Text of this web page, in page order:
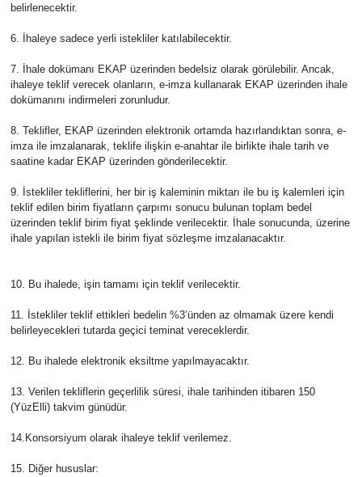
belirlenecektir.
6. İhaleye sadece yerli istekliler katılabilecektir.
7. İhale dokümanı EKAP üzerinden bedelsiz olarak görülebilir. Ancak,
ihaleye teklif verecek olanların, e-imza kullanarak EKAP üzerinden ihale
dokümanını indirmeleri zorunludur.
8. Teklifler, EKAP üzerinden elektronik ortamda hazırlandıktan sonra, e-
imza ile imzalanarak, teklife ilişkin e-anahtar ile birlikte ihale tarih ve
saatine kadar EKAP üzerinden gönderilecektir.
9. İstekliler tekliflerini, her bir iş kaleminin miktarı ile bu iş kalemleri için
teklif edilen birim fiyatların çarpımı sonucu bulunan toplam bedel
üzerinden teklif birim fiyat şeklinde verilecektir. İhale sonucunda, üzerine
ihale yapılan istekli ile birim fiyat sözleşme imzalanacaktır.
10. Bu ihalede, işin tamamı için teklif verilecektir.
11. İstekliler teklif ettikleri bedelin %3’ünden az olmamak üzere kendi
belirleyecekleri tutarda geçici teminat vereceklerdir.
12. Bu ihalede elektronik eksiltme yapılmayacaktır.
13. Verilen tekliflerin geçerlilik süresi, ihale tarihinden itibaren 150
(YüzElli) takvim günüdür.
14.Konsorsiyum olarak ihaleye teklif verilemez.
15. Diğer hususlar: